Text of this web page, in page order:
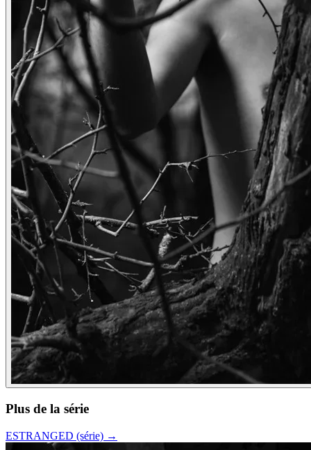
Plus de la série
ESTRANGED (série) →